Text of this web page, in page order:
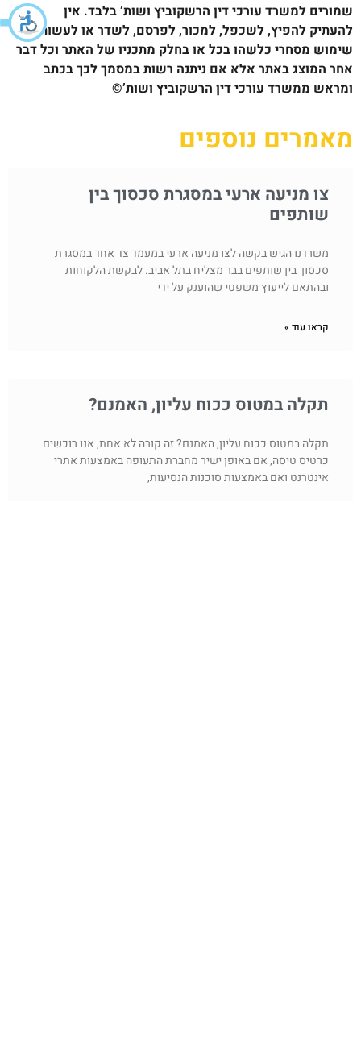
שמורים למשרד עורכי דין הרשקוביץ ושות’ בלבד. אין
להעתיק להפיץ, לשכפל, למכור, לפרסם, לשדר או לעשות כל
שימוש מסחרי כלשהו בכל או בחלק מתכניו של האתר וכל דבר
אחר המוצג באתר אלא אם ניתנה רשות במסמך לכך בכתב
ומראש ממשרד עורכי דין הרשקוביץ ושות’©
מאמרים נוספים
צו מניעה ארעי במסגרת סכסוך בין
שותפים
משרדנו הגיש בקשה לצו מניעה ארעי במעמד צד אחד במסגרת
סכסוך בין שותפים בבר מצליח בתל אביב. לבקשת הלקוחות
ובהתאם לייעוץ משפטי שהוענק על ידי
קראו עוד »
תקלה במטוס ככוח עליון, האמנם?
תקלה במטוס ככוח עליון, האמנם? זה קורה לא אחת, אנו רוכשים
כרטיס טיסה, אם באופן ישיר מחברת התעופה באמצעות אתרי
אינטרנט ואם באמצעות סוכנות הנסיעות,